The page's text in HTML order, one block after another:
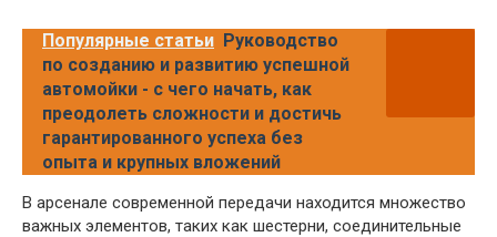
Популярные статьи Руководство
по созданию и развитию успешной
автомойки - с чего начать, как
преодолеть сложности и достичь
гарантированного успеха без
опыта и крупных вложений
В арсенале современной передачи находится множество
важных элементов, таких как шестерни, соединительные